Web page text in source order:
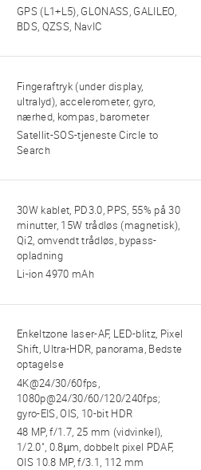
GPS (L1+L5), GLONASS, GALILEO,
BDS, QZSS, NavIC
Fingeraftryk (under display,
ultralyd), accelerometer, gyro,
nærhed, kompas, barometer
Satellit-SOS-tjeneste Circle to
Search
30W kablet, PD3.0, PPS, 55% på 30
minutter, 15W trådløs (magnetisk),
Qi2, omvendt trådløs, bypass-
opladning
Li-ion 4970 mAh
Enkeltzone laser-AF, LED-blitz, Pixel
Shift, Ultra-HDR, panorama, Bedste
optagelse
4K@24/30/60fps,
1080p@24/30/60/120/240fps;
gyro-EIS, OIS, 10-bit HDR
48 MP, f/1.7, 25 mm (vidvinkel),
1/2.0", 0.8µm, dobbelt pixel PDAF,
OIS 10.8 MP, f/3.1, 112 mm